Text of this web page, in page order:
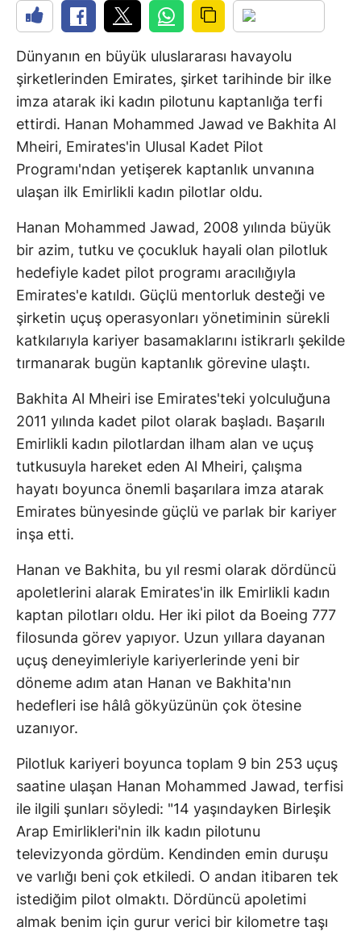
Dünyanın en büyük uluslararası havayolu
şirketlerinden Emirates, şirket tarihinde bir ilke
imza atarak iki kadın pilotunu kaptanlığa terfi
ettirdi. Hanan Mohammed Jawad ve Bakhita Al
Mheiri, Emirates'in Ulusal Kadet Pilot
Programı'ndan yetişerek kaptanlık unvanına
ulaşan ilk Emirlikli kadın pilotlar oldu.
Hanan Mohammed Jawad, 2008 yılında büyük
bir azim, tutku ve çocukluk hayali olan pilotluk
hedefiyle kadet pilot programı aracılığıyla
Emirates'e katıldı. Güçlü mentorluk desteği ve
şirketin uçuş operasyonları yönetiminin sürekli
katkılarıyla kariyer basamaklarını istikrarlı şekilde
tırmanarak bugün kaptanlık görevine ulaştı.
Bakhita Al Mheiri ise Emirates'teki yolculuğuna
2011 yılında kadet pilot olarak başladı. Başarılı
Emirlikli kadın pilotlardan ilham alan ve uçuş
tutkusuyla hareket eden Al Mheiri, çalışma
hayatı boyunca önemli başarılara imza atarak
Emirates bünyesinde güçlü ve parlak bir kariyer
inşa etti.
Hanan ve Bakhita, bu yıl resmi olarak dördüncü
apoletlerini alarak Emirates'in ilk Emirlikli kadın
kaptan pilotları oldu. Her iki pilot da Boeing 777
filosunda görev yapıyor. Uzun yıllara dayanan
uçuş deneyimleriyle kariyerlerinde yeni bir
döneme adım atan Hanan ve Bakhita'nın
hedefleri ise hâlâ gökyüzünün çok ötesine
uzanıyor.
Pilotluk kariyeri boyunca toplam 9 bin 253 uçuş
saatine ulaşan Hanan Mohammed Jawad, terfisi
ile ilgili şunları söyledi: "14 yaşındayken Birleşik
Arap Emirlikleri'nin ilk kadın pilotunu
televizyonda gördüm. Kendinden emin duruşu
ve varlığı beni çok etkiledi. O andan itibaren tek
istediğim pilot olmaktı. Dördüncü apoletimi
almak benim için gurur verici bir kilometre taşı